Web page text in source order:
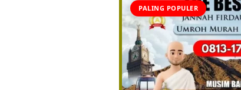
PALING POPULER